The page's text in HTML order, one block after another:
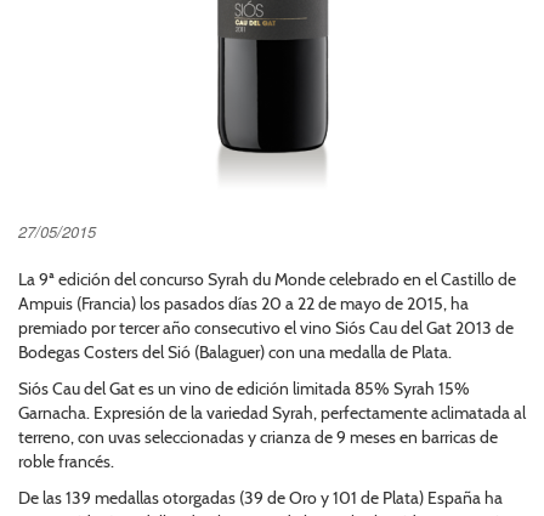
27/05/2015
La 9ª edición del concurso Syrah du Monde celebrado en el Castillo de
Ampuis (Francia) los pasados días 20 a 22 de mayo de 2015, ha
premiado por tercer año consecutivo el vino Siós Cau del Gat 2013 de
Bodegas Costers del Sió (Balaguer) con una medalla de Plata.
Siós Cau del Gat es un vino de edición limitada 85% Syrah 15%
Garnacha. Expresión de la variedad Syrah, perfectamente aclimatada al
terreno, con uvas seleccionadas y crianza de 9 meses en barricas de
roble francés.
De las 139 medallas otorgadas (39 de Oro y 101 de Plata) España ha